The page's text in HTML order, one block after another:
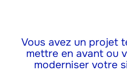
Vous avez un projet
mettre en avant ou
moderniser votre